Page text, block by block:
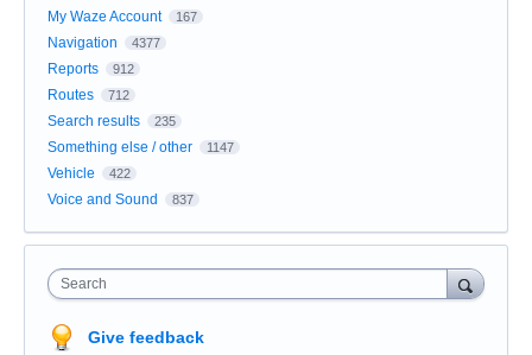
My Waze Account 167
Navigation 4377
Reports 912
Routes 712
Search results 235
Something else / other 1147
Vehicle 422
Voice and Sound 837
Search
Give feedback